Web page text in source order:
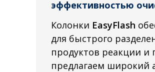
эффективностью
Колонки EasyFlash
для быстрого
продуктов реакции
предлагаем широкий